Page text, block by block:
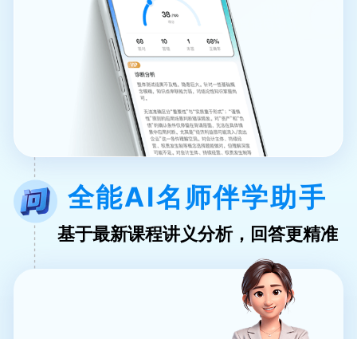
全能AI名师伴学助手
基于最新课程讲义分析，回答更精准